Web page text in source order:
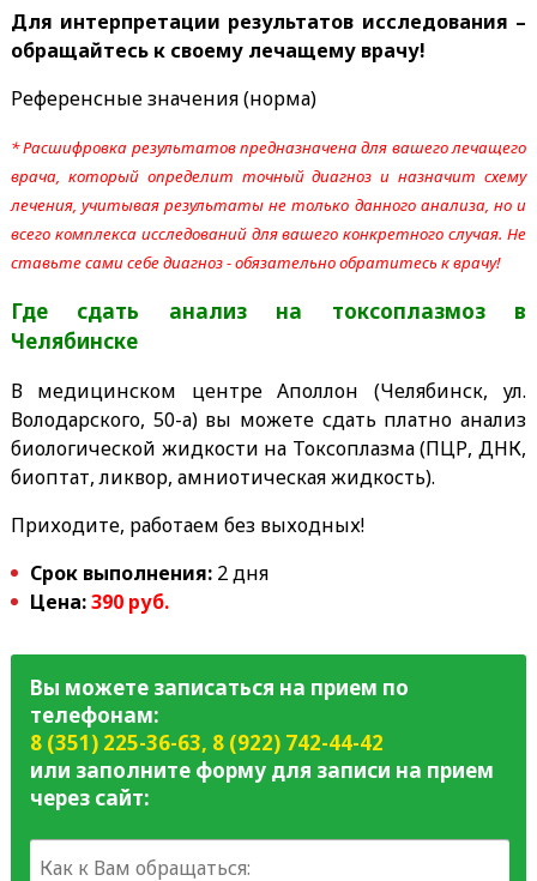
Для интерпретации результатов исследования –
обращайтесь к своему лечащему врачу!
Референсные значения (норма)
* Расшифровка результатов предназначена для вашего лечащего
врача, который определит точный диагноз и назначит схему
лечения, учитывая результаты не только данного анализа, но и
всего комплекса исследований для вашего конкретного случая. Не
ставьте сами себе диагноз - обязательно обратитесь к врачу!
Где сдать анализ на токсоплазмоз в
Челябинске
В медицинском центре Аполлон (Челябинск, ул.
Володарского, 50-а) вы можете сдать платно анализ
биологической жидкости на Токсоплазма (ПЦР, ДНК,
биоптат, ликвор, амниотическая жидкость).
Приходите, работаем без выходных!
Срок выполнения:2 дня
Цена:390 руб.
Вы можете записаться на прием по
телефонам:
8 (351) 225-36-63, 8 (922) 742-44-42
или заполните форму для записи на прием
через сайт: